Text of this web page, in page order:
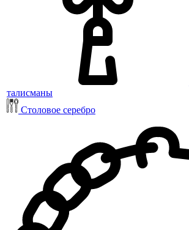
талисманы
Столовое серебро